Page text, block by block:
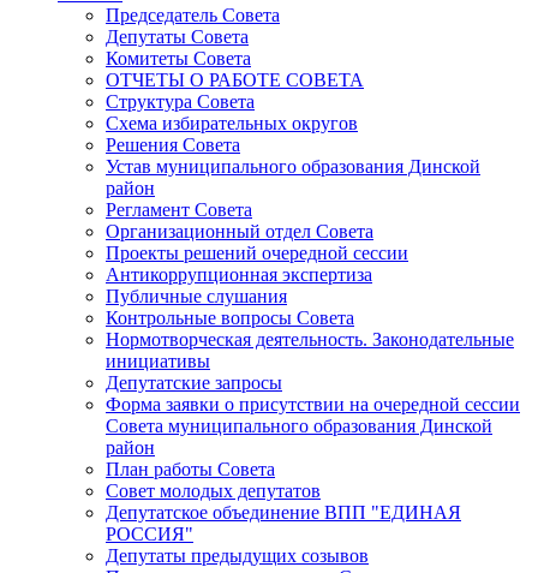
Председатель Совета
Депутаты Совета
Комитеты Совета
ОТЧЕТЫ О РАБОТЕ СОВЕТА
Структура Совета
Схема избирательных округов
Решения Совета
Устав муниципального образования Динской
район
Регламент Совета
Организационный отдел Совета
Проекты решений очередной сессии
Антикоррупционная экспертиза
Публичные слушания
Контрольные вопросы Совета
Нормотворческая деятельность. Законодательные
инициативы
Депутатские запросы
Форма заявки о присутствии на очередной сессии
Совета муниципального образования Динской
район
План работы Совета
Совет молодых депутатов
Депутатское объединение ВПП "ЕДИНАЯ
РОССИЯ"
Депутаты предыдущих созывов